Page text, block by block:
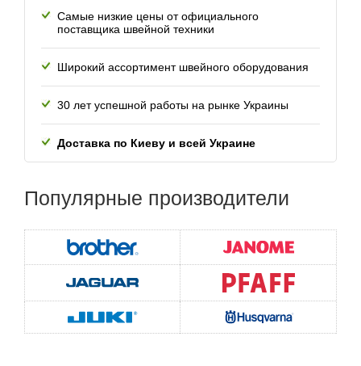
Самые низкие цены от официального
поставщика швейной техники
Широкий ассортимент швейного оборудования
30 лет успешной работы на рынке Украины
Доставка по Киеву и всей Украине
Популярные производители